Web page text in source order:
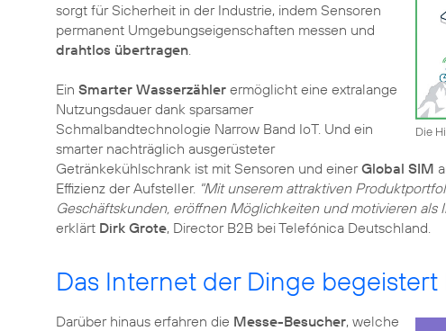
Die
sorgt für Sicherheit in der Industrie, indem Sensoren
permanent Umgebungseigenschaften messen und
drahtlos übertragen.
Ein Smarter Wasserzähler ermöglicht eine extralange
Nutzungsdauer dank sparsamer
Schmalbandtechnologie Narrow Band IoT. Und ein
smarter nachträglich ausgerüsteter
Getränkekühlschrank ist mit Sensoren und einerGlobal SIM
Effizienz der Aufsteller. "Mit unserem attraktiven
Geschäftskunden, eröffnen Möglichkeiten und motivieren
erklärt Dirk Grote, Director B2B bei Telefónica Deutschland.
Das Internet der Dinge
Darüber hinaus erfahren die Messe-Besucher, welche